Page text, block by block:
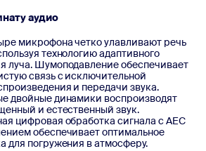
аудио
микрофона четко улавливают речь
технологию адаптивного
луча. Шумоподавление обеспечивает
связь с исключительной
и передачи звука.
двойные динамики воспроизводят
и естественный звук.
цифровая обработка сигнала с AEC
обеспечивает оптимальное
для погружения в атмосферу.